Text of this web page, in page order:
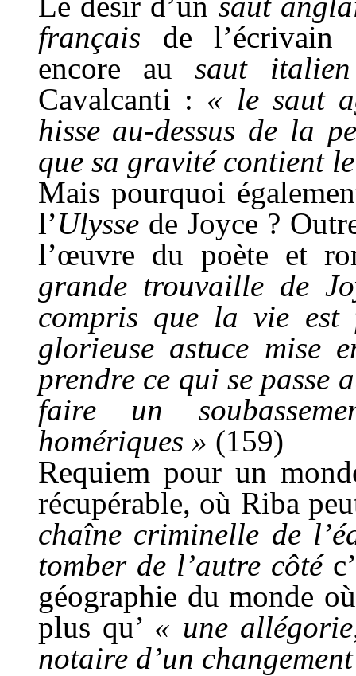
français de l’écrivain
encore ausaut italien
Cavalcanti : « le saut
hisse au-dessus de la
que sa gravité contient
Mais pourquoi
l’Ulyssede Joyce ?
l’œuvre du poète et
grande trouvaille de
compris que la vie est
glorieuse astuce mise
prendre ce qui se passe
faire un
homériques » (159)
Requiem pour un
récupérable, où Riba
chaîne criminelle de
tomber de l’autre côté
géographie du monde
plus qu’ « une
notaire d’un